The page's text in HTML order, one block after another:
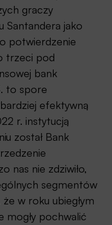
graczy
Santandera jako
potwierdzenie
trzeci pod
bank
to spore
efektywną
r. instytucją
został Bank
nas nie zdziwiło,
segmentów
w roku ubiegłym
mogły pochwalić